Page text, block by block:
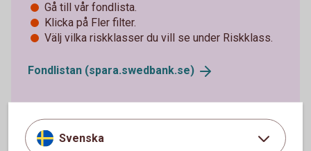
Gå till vår fondlista.
Klicka på Fler filter.
Välj vilka riskklasser du vill se under Riskklass.
Fondlistan (spara.swedbank.se)
Svenska